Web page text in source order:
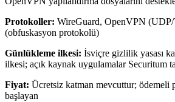
Protokoller: WireGuard, OpenVPN (UDP/
(obfuskasyon protokolü)
Günlükleme ilkesi: İsviçre gizlilik yasası
ilkesi; açık kaynak uygulamalar Securitum
Fiyat: Ücretsiz katman mevcuttur; ödemeli
başlayan